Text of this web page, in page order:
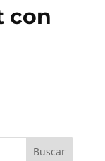
con